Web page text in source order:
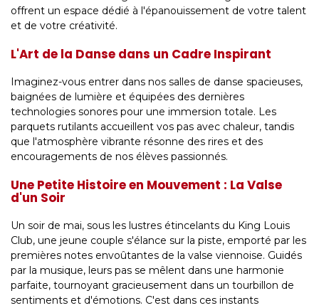
offrent un espace dédié à l'épanouissement de votre talent
et de votre créativité.
L'Art de la Danse dans un Cadre Inspirant
Imaginez-vous entrer dans nos salles de danse spacieuses,
baignées de lumière et équipées des dernières
technologies sonores pour une immersion totale. Les
parquets rutilants accueillent vos pas avec chaleur, tandis
que l'atmosphère vibrante résonne des rires et des
encouragements de nos élèves passionnés.
Une Petite Histoire en Mouvement : La Valse
d'un Soir
Un soir de mai, sous les lustres étincelants du King Louis
Club, une jeune couple s'élance sur la piste, emporté par les
premières notes envoûtantes de la valse viennoise. Guidés
par la musique, leurs pas se mêlent dans une harmonie
parfaite, tournoyant gracieusement dans un tourbillon de
sentiments et d'émotions. C'est dans ces instants